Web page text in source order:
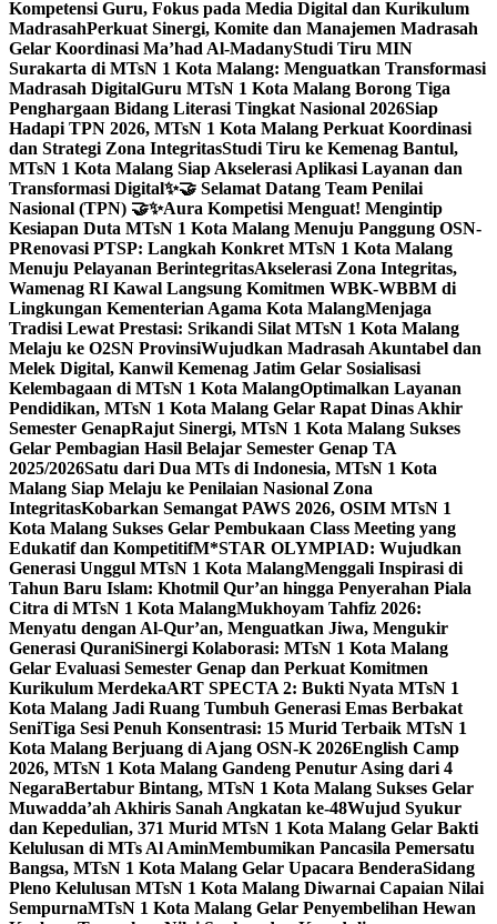
Kompetensi Guru, Fokus pada Media Digital dan Kurikulum
MadrasahPerkuat Sinergi, Komite dan Manajemen Madrasah
Gelar Koordinasi Ma’had Al-MadanyStudi Tiru MIN
Surakarta di MTsN 1 Kota Malang: Menguatkan Transformasi
Madrasah DigitalGuru MTsN 1 Kota Malang Borong Tiga
Penghargaan Bidang Literasi Tingkat Nasional 2026Siap
Hadapi TPN 2026, MTsN 1 Kota Malang Perkuat Koordinasi
dan Strategi Zona IntegritasStudi Tiru ke Kemenag Bantul,
MTsN 1 Kota Malang Siap Akselerasi Aplikasi Layanan dan
Transformasi Digital✨🤝 Selamat Datang Team Penilai
Nasional (TPN) 🤝✨Aura Kompetisi Menguat! Mengintip
Kesiapan Duta MTsN 1 Kota Malang Menuju Panggung OSN-
PRenovasi PTSP: Langkah Konkret MTsN 1 Kota Malang
Menuju Pelayanan BerintegritasAkselerasi Zona Integritas,
Wamenag RI Kawal Langsung Komitmen WBK-WBBM di
Lingkungan Kementerian Agama Kota MalangMenjaga
Tradisi Lewat Prestasi: Srikandi Silat MTsN 1 Kota Malang
Melaju ke O2SN ProvinsiWujudkan Madrasah Akuntabel dan
Melek Digital, Kanwil Kemenag Jatim Gelar Sosialisasi
Kelembagaan di MTsN 1 Kota MalangOptimalkan Layanan
Pendidikan, MTsN 1 Kota Malang Gelar Rapat Dinas Akhir
Semester GenapRajut Sinergi, MTsN 1 Kota Malang Sukses
Gelar Pembagian Hasil Belajar Semester Genap TA
2025/2026Satu dari Dua MTs di Indonesia, MTsN 1 Kota
Malang Siap Melaju ke Penilaian Nasional Zona
IntegritasKobarkan Semangat PAWS 2026, OSIM MTsN 1
Kota Malang Sukses Gelar Pembukaan Class Meeting yang
Edukatif dan KompetitifM*STAR OLYMPIAD: Wujudkan
Generasi Unggul MTsN 1 Kota MalangMenggali Inspirasi di
Tahun Baru Islam: Khotmil Qur’an hingga Penyerahan Piala
Citra di MTsN 1 Kota MalangMukhoyam Tahfiz 2026:
Menyatu dengan Al-Qur’an, Menguatkan Jiwa, Mengukir
Generasi QuraniSinergi Kolaborasi: MTsN 1 Kota Malang
Gelar Evaluasi Semester Genap dan Perkuat Komitmen
Kurikulum MerdekaART SPECTA 2: Bukti Nyata MTsN 1
Kota Malang Jadi Ruang Tumbuh Generasi Emas Berbakat
SeniTiga Sesi Penuh Konsentrasi: 15 Murid Terbaik MTsN 1
Kota Malang Berjuang di Ajang OSN-K 2026English Camp
2026, MTsN 1 Kota Malang Gandeng Penutur Asing dari 4
NegaraBertabur Bintang, MTsN 1 Kota Malang Sukses Gelar
Muwadda’ah Akhiris Sanah Angkatan ke-48Wujud Syukur
dan Kepedulian, 371 Murid MTsN 1 Kota Malang Gelar Bakti
Kelulusan di MTs Al AminMembumikan Pancasila Pemersatu
Bangsa, MTsN 1 Kota Malang Gelar Upacara BenderaSidang
Pleno Kelulusan MTsN 1 Kota Malang Diwarnai Capaian Nilai
SempurnaMTsN 1 Kota Malang Gelar Penyembelihan Hewan